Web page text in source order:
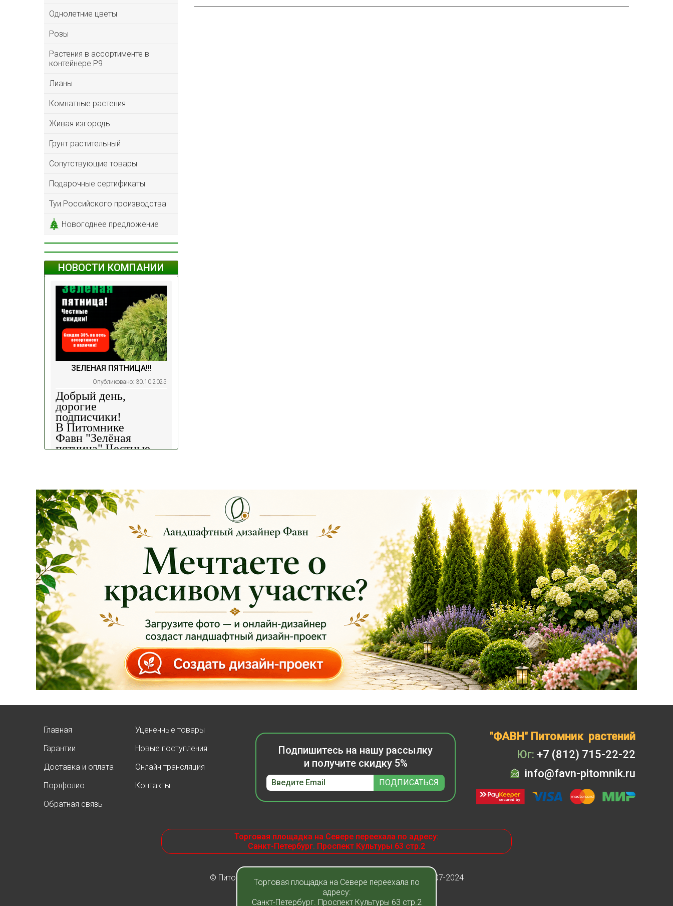
Однолетние цветы
Розы
Растения в ассортименте в
контейнере P9
Лианы
Комнатные растения
Живая изгородь
Грунт растительный
Сопутствующие товары
Подарочные сертификаты
Туи Российского производства
Новогоднее предложение
НОВОСТИ КОМПАНИИ
ЗЕЛЕНАЯ ПЯТНИЦА!!!
Опубликовано: 30.10.2025
Добрый день,
дорогие
подписчики!
В Питомнике
Фавн "Зелёная
пятница".Честные
площадках!
Сроки проведения
акции: с 29.10 2025 -
04.11.2025
!!! Цены
на сайте и на
площадке указаны
БЕЗ учёта скидки!!!
Успейте приобрести
качественные
растения и украсить
свой сад! Всех ждём
в нашем питомнике!
ЧИТАТЬ ДАЛЕЕ
Добрый день, дорогие
У нас началась
в наличии на
Главная
Гарантии
Доставка и оплата
Портфолио
Обратная связь
Уцененные товары
Новые поступления
Онлайн трансляция
Контакты
Подпишитесь на нашу рассылку
и получите скидку 5%
"ФАВН" Питомник растений
Юг: +7 (812) 715-22-22
info@favn-pitomnik.ru
Торговая площадка на Севере переехала по адресу:
Санкт-Петербург. Проспект Культуры 63 стр.2
© Питомник растений "Фавн" - Санкт-Петербург - Москва 2007-2024
Торговая площадка на Севере переехала по
адресу:
Санкт-Петербург. Проспект Культуры 63 стр.2